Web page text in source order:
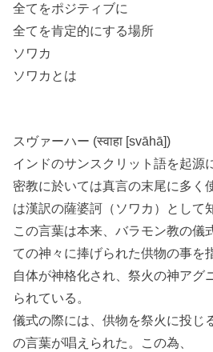
全てをポジティブに
全てを肯定的にする場所
ソワカ
ソワカとは
スヴァーハー (स्वाहा [svāhā])
インドのサンスクリット語を起源
密教に於いては真言の末尾に多く
は漢訳の薩婆訶（ソワカ）として
この言葉は本来、バラモン教の儀
ての神々に捧げられた供物の事を
自体が神格化され、祭火の神アグ
られている。
儀式の際には、供物を祭火に投じ
の言葉が唱えられた。この為、